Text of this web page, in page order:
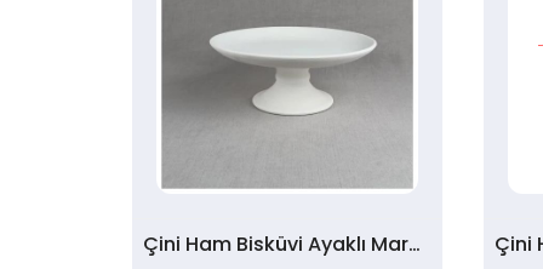
Çini Ham Bisküvi Ayaklı Marul Tabak 30cm.